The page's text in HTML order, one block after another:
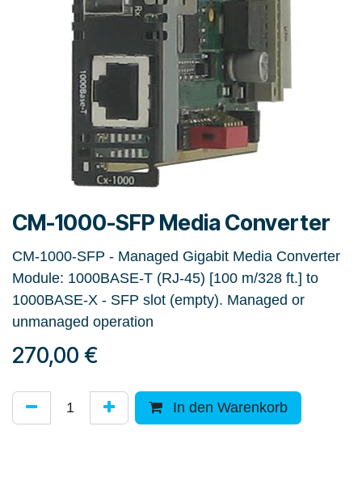
CM-1000-SFP Media Converter
CM-1000-SFP - Managed Gigabit Media Converter
Module: 1000BASE-T (RJ-45) [100 m/328 ft.] to
1000BASE-X - SFP slot (empty). Managed or
unmanaged operation
270,00 €
In den Warenkorb